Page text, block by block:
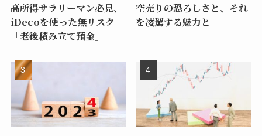
高所得サラリーマン必見、
iDecoを使った無リスク
「老後積み立て預金」
空売りの恐ろしさと、それ
を凌駕する魅力と